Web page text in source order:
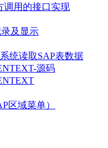
调用的接口实现
及显示
统读取SAP表数据
源码
区域菜单）